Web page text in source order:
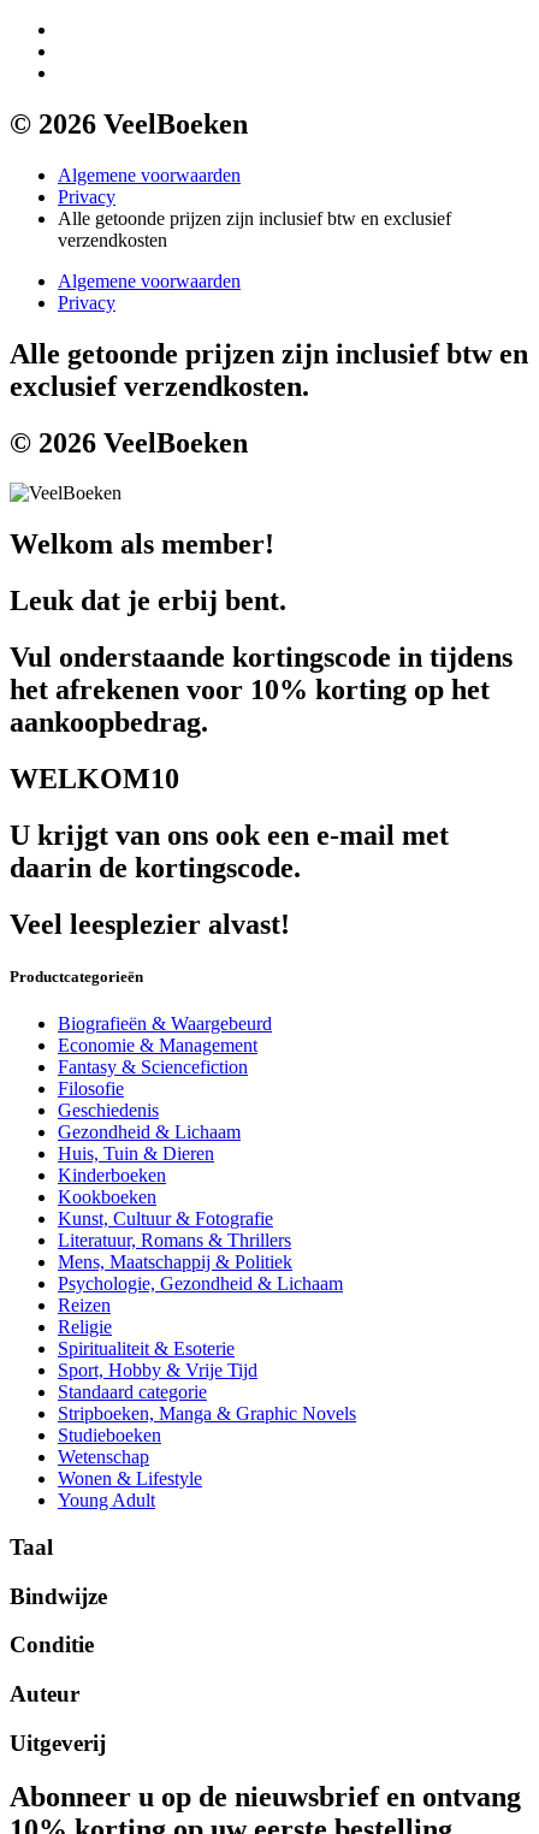
© 2026 VeelBoeken
Algemene voorwaarden
Privacy
Alle getoonde prijzen zijn inclusief btw en exclusief
verzendkosten
Algemene voorwaarden
Privacy
Alle getoonde prijzen zijn inclusief btw en
exclusief verzendkosten.
© 2026 VeelBoeken
Welkom als member!
Leuk dat je erbij bent.
Vul onderstaande kortingscode in tijdens
het afrekenen voor 10% korting op het
aankoopbedrag.
WELKOM10
U krijgt van ons ook een e-mail met
daarin de kortingscode.
Veel leesplezier alvast!
Productcategorieën
Biografieën & Waargebeurd
Economie & Management
Fantasy & Sciencefiction
Filosofie
Geschiedenis
Gezondheid & Lichaam
Huis, Tuin & Dieren
Kinderboeken
Kookboeken
Kunst, Cultuur & Fotografie
Literatuur, Romans & Thrillers
Mens, Maatschappij & Politiek
Psychologie, Gezondheid & Lichaam
Reizen
Religie
Spiritualiteit & Esoterie
Sport, Hobby & Vrije Tijd
Standaard categorie
Stripboeken, Manga & Graphic Novels
Studieboeken
Wetenschap
Wonen & Lifestyle
Young Adult
Taal
Bindwijze
Conditie
Auteur
Uitgeverij
Abonneer u op de nieuwsbrief en ontvang